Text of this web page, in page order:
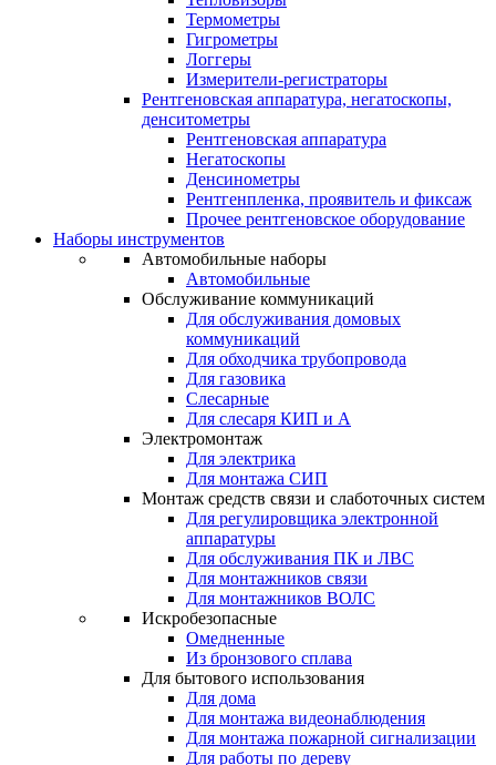
Термометры
Гигрометры
Логгеры
Измерители-регистраторы
Рентгеновская аппаратура, негатоскопы,
денситометры
Рентгеновская аппаратура
Негатоскопы
Денсинометры
Рентгенпленка, проявитель и фиксаж
Прочее рентгеновское оборудование
Наборы инструментов
Автомобильные наборы
Автомобильные
Обслуживание коммуникаций
Для обслуживания домовых
коммуникаций
Для обходчика трубопровода
Для газовика
Слесарные
Для слесаря КИП и А
Электромонтаж
Для электрика
Для монтажа СИП
Монтаж средств связи и слаботочных систем
Для регулировщика электронной
аппаратуры
Для обслуживания ПК и ЛВС
Для монтажников связи
Для монтажников ВОЛС
Искробезопасные
Омедненные
Из бронзового сплава
Для бытового использования
Для дома
Для монтажа видеонаблюдения
Для монтажа пожарной сигнализации
Для работы по дереву